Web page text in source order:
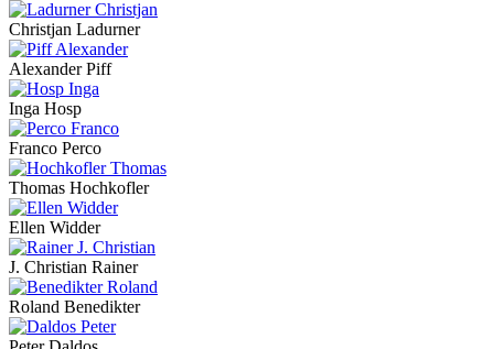
Christjan Ladurner
Alexander Piff
Inga Hosp
Franco Perco
Thomas Hochkofler
Ellen Widder
J. Christian Rainer
Roland Benedikter